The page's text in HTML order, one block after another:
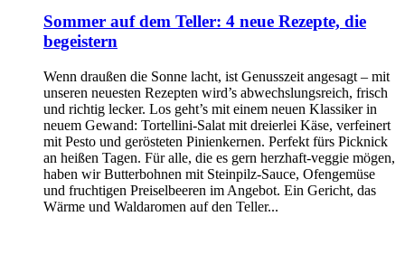
Sommer auf dem Teller: 4 neue Rezepte, die
begeistern
Wenn draußen die Sonne lacht, ist Genusszeit angesagt – mit
unseren neuesten Rezepten wird’s abwechslungsreich, frisch
und richtig lecker. Los geht’s mit einem neuen Klassiker in
neuem Gewand: Tortellini-Salat mit dreierlei Käse, verfeinert
mit Pesto und gerösteten Pinienkernen. Perfekt fürs Picknick
an heißen Tagen. Für alle, die es gern herzhaft-veggie mögen,
haben wir Butterbohnen mit Steinpilz-Sauce, Ofengemüse
und fruchtigen Preiselbeeren im Angebot. Ein Gericht, das
Wärme und Waldaromen auf den Teller...